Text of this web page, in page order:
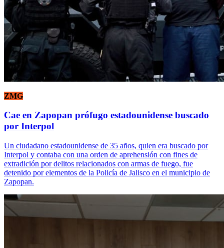
ZMG
Cae en Zapopan prófugo estadounidense buscado
por Interpol
Un ciudadano estadounidense de 35 años, quien era buscado por
Interpol y contaba con una orden de aprehensión con fines de
extradición por delitos relacionados con armas de fuego, fue
detenido por elementos de la Policía de Jalisco en el municipio de
Zapopan.